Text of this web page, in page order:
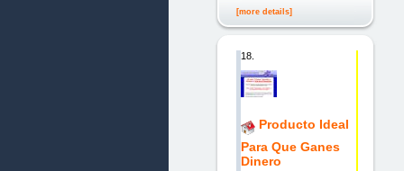
[more details]
18.
Producto Ideal
Para Que Ganes
Dinero